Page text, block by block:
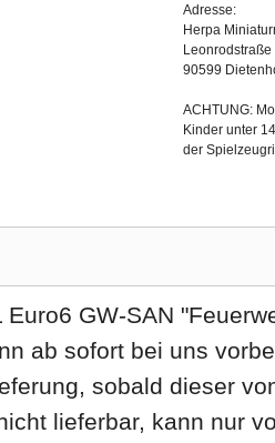
Adresse:
Herpa
90599
ACHTUNG:
Kinder unter
der
Euro6 GW-SAN
ab sofort bei uns
sobald dieser
lieferbar, kann nur